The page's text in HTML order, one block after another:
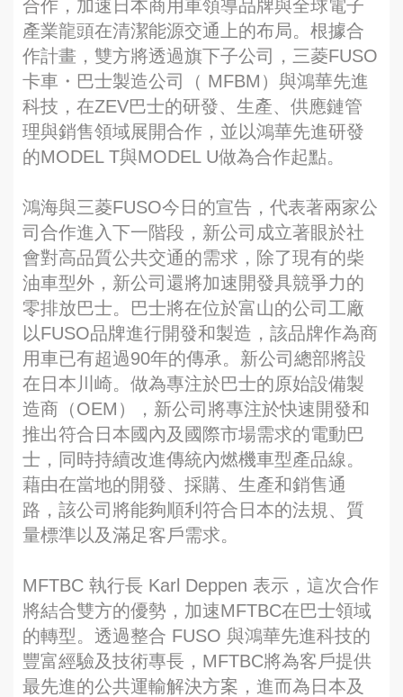
合作，加速日本商用車領導品牌與全球電子
產業龍頭在清潔能源交通上的布局。根據合
作計畫，雙方將透過旗下子公司，三菱FUSO
卡車・巴士製造公司（ MFBM）與鴻華先進
科技，在ZEV巴士的研發、生產、供應鏈管
理與銷售領域展開合作，並以鴻華先進研發
的MODEL T與MODEL U做為合作起點。
鴻海與三菱FUSO今日的宣告，代表著兩家公
司合作進入下一階段，新公司成立著眼於社
會對高品質公共交通的需求，除了現有的柴
油車型外，新公司還將加速開發具競爭力的
零排放巴士。巴士將在位於富山的公司工廠
以FUSO品牌進行開發和製造，該品牌作為商
用車已有超過90年的傳承。新公司總部將設
在日本川崎。做為專注於巴士的原始設備製
造商（OEM），新公司將專注於快速開發和
推出符合日本國內及國際市場需求的電動巴
士，同時持續改進傳統內燃機車型產品線。
藉由在當地的開發、採購、生產和銷售通
路，該公司將能夠順利符合日本的法規、質
量標準以及滿足客戶需求。
MFTBC 執行長 Karl Deppen 表示，這次合作
將結合雙方的優勢，加速MFTBC在巴士領域
的轉型。透過整合 FUSO 與鴻華先進科技的
豐富經驗及技術專長，MFTBC將為客戶提供
最先進的公共運輸解決方案，進而為日本及